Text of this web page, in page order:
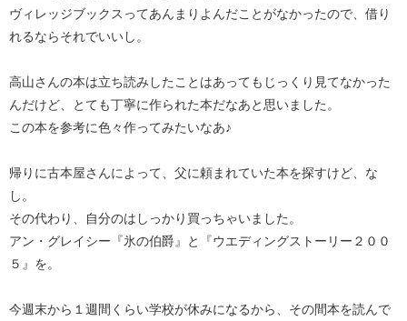
ヴィレッジブックスってあんまりよんだことがなかったので、借り
れるならそれでいいし。
高山さんの本は立ち読みしたことはあってもじっくり見てなかった
んだけど、とても丁寧に作られた本だなあと思いました。
この本を参考に色々作ってみたいなあ♪
帰りに古本屋さんによって、父に頼まれていた本を探すけど、な
し。
その代わり、自分のはしっかり買っちゃいました。
アン・グレイシー『氷の伯爵』と『ウエディングストーリー２００
５』を。
今週末から１週間くらい学校が休みになるから、その間本を読んで